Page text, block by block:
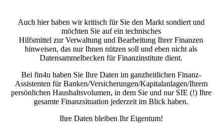
Auch hier haben wir kritisch für Sie den Markt sondiert und
möchten Sie auf ein technisches
Hilfsmittel zur Verwaltung und Bearbeitung Ihrer Finanzen
hinweisen, das nur Ihnen nützen soll und eben nicht als
Datensammelbecken für Finanzinstitute dient.
Bei fin4u haben Sie Ihre Daten im ganzheitlichen Finanz-
Assistenten für Banken/Versicherungen/Kapitalanlagen/Ihrem
persönlichen Haushaltsvolumen, in dem Sie und nur SIE (!) Ihre
gesamte Finanzsituation jederzeit im Blick haben.
Ihre Daten bleiben Ihr Eigentum!